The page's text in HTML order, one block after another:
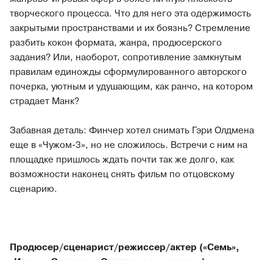
творческого процесса. Что для него эта одержимость
закрытыми пространствами и их боязнь? Стремление
разбить кокон формата, жанра, продюсерского
задания? Или, наоборот, сопротивление замкнутым
правилам единожды сформулированного авторского
почерка, уютным и удушающим, как ранчо, на котором
страдает Манк?
Забавная деталь: Финчер хотел снимать Гэри Олдмена
еще в «Чужом-3», но не сложилось. Встречи с ним на
площадке пришлось ждать почти так же долго, как
возможности наконец снять фильм по отцовскому
сценарию.
Продюсер/сценарист/режиссер/актер («Семь»,